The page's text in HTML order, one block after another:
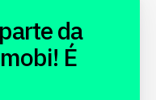
da
É